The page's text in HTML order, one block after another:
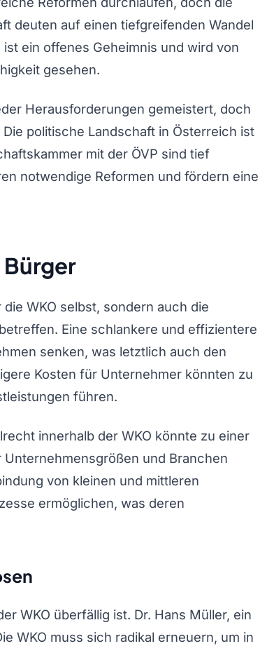
deuten auf einen tiefgreifenden Wandel
ein offenes Geheimnis und wird von
gesehen.
Herausforderungen gemeistert, doch
politische Landschaft in Österreich ist
mit der ÖVP sind tief
notwendige Reformen und fördern eine
WKO selbst, sondern auch die
Eine schlankere und effizientere
senken, was letztlich auch den
Kosten für Unternehmer könnten zu
führen.
innerhalb der WKO könnte zu einer
und Branchen
von kleinen und mittleren
ermöglichen, was deren
WKO überfällig ist. Dr. Hans Müller, ein
WKO muss sich radikal erneuern, um in